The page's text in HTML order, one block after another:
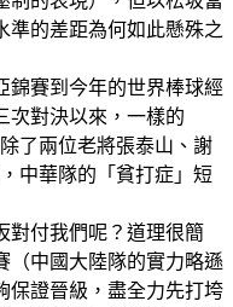
準的差距為何如此懸殊之
錦賽到今年的世界棒球經
次對決以來，一樣的
了兩位老將張泰山、謝
中華隊的「貧打症」短
對付我們呢？道理很簡
（中國大陸隊的實力略遜
保證晉級，盡全力先打垮